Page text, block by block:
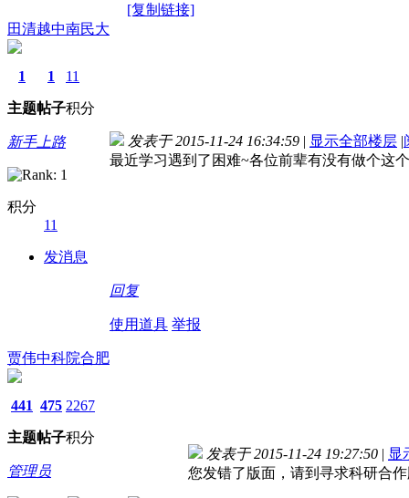
[复制链接]
田清越中南民大
1
主题
1
帖子
11
积分
新手上路
积分
11
发消息
发表于 2015-11-24 16:34:59 | 显示全部楼层 |
最近学习遇到了困难~各位前辈有没有做个这
回复
使用道具 举报
贾伟中科院合肥
441
主题
475
帖子
2267
积分
管理员
发表于 2015-11-24 19:27:50 | 显
您发错了版面，请到寻求科研合